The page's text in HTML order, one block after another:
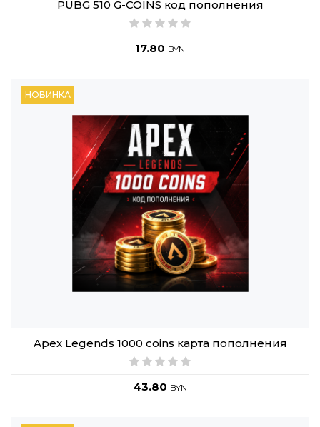
PUBG 510 G-COINS код пополнения
17.80 BYN
НОВИНКА
Apex Legends 1000 coins карта пополнения
43.80 BYN